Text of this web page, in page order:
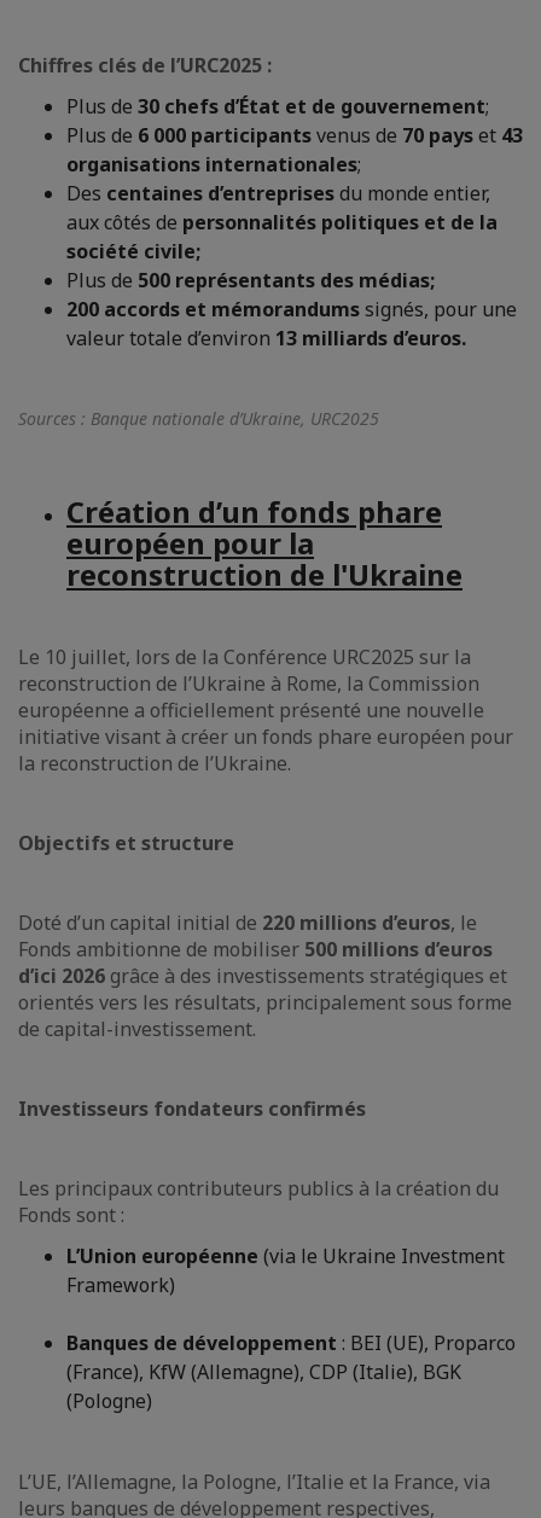
Chiffres clés de l’URC2025 :
Plus de 30 chefs d’État et de gouvernement;
Plus de 6 000 participantsvenus de 70 payset 43
organisations internationales;
Des centaines d’entreprisesdu monde entier,
aux côtés de personnalités politiques et de la
société civile;
Plus de 500 représentants des médias;
200 accords et mémorandumssignés, pour une
valeur totale d’environ 13 milliards d’euros.
Sources : Banque nationale d’Ukraine, URC2025
Création d’un fonds phare
européen pour la
reconstruction de l'Ukraine
Le 10 juillet, lors de la Conférence URC2025 sur la
reconstruction de l’Ukraine à Rome, la Commission
européenne a officiellement présenté une nouvelle
initiative visant à créer un fonds phare européen pour
la reconstruction de l’Ukraine.
Objectifs et structure
Doté d’un capital initial de 220 millions d’euros, le
Fonds ambitionne de mobiliser 500 millions d’euros
d’ici 2026 grâce à des investissements stratégiques et
orientés vers les résultats, principalement sous forme
de capital-investissement.
Investisseurs fondateurs confirmés
Les principaux contributeurs publics à la création du
Fonds sont :
L’Union européenne (via le Ukraine Investment
Framework)
Banques de développement : BEI (UE), Proparco
(France), KfW (Allemagne), CDP (Italie), BGK
(Pologne)
L’UE, l’Allemagne, la Pologne, l’Italie et la France, via
leurs banques de développement respectives,